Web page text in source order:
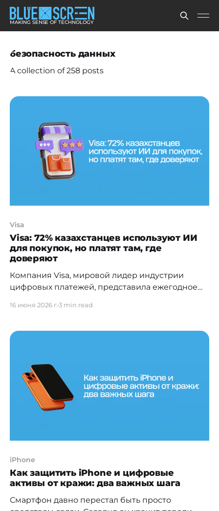
MAKING SENSE OF TECHNOLOGY
безопасность данных
A collection of 258 posts
Visa
Visa: 72% казахстанцев используют ИИ
для покупок, но платят там, где
доверяют
Компания Visa, мировой лидер индустрии
цифровых платежей, представила ежегодное
также их поведению в онлайн-среде.
ИИ-инструменты и социальная коммерция
меняют потребительские привычки, при этом
ожидания в отношении доверия
16 июня 2026 г.3 min read
iPhone
Как защитить iPhone и цифровые
активы от кражи: два важных шага
Смартфон давно перестал быть просто